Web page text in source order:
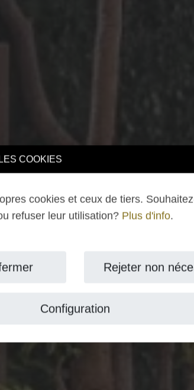
COOKIES
cookies et ceux de tiers. Souhaitez-
leur utilisation?Plus d'info.
Rejeter non
Configuration